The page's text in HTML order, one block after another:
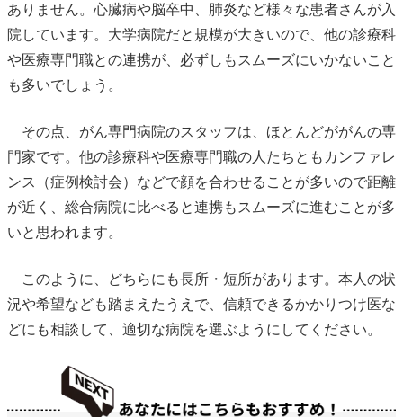
ありません。心臓病や脳卒中、肺炎など様々な患者さんが入
院しています。大学病院だと規模が大きいので、他の診療科
や医療専門職との連携が、必ずしもスムーズにいかないこと
も多いでしょう。
その点、がん専門病院のスタッフは、ほとんどががんの専
門家です。他の診療科や医療専門職の人たちともカンファレ
ンス（症例検討会）などで顔を合わせることが多いので距離
が近く、総合病院に比べると連携もスムーズに進むことが多
いと思われます。
このように、どちらにも長所・短所があります。本人の状
況や希望なども踏まえたうえで、信頼できるかかりつけ医な
どにも相談して、適切な病院を選ぶようにしてください。